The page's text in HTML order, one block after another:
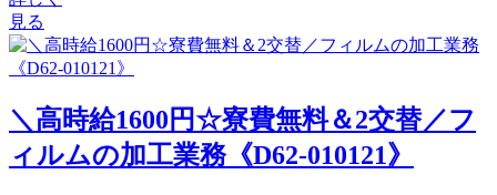
見る
＼高時給1600円☆寮費無料＆2交替／フ
ィルムの加工業務《D62-010121》